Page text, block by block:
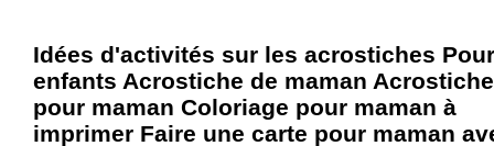
Idées d'activités sur les acrostiches Pour
enfants Acrostiche de maman
pour maman Coloriage pour maman à
imprimer Faire une carte pour maman